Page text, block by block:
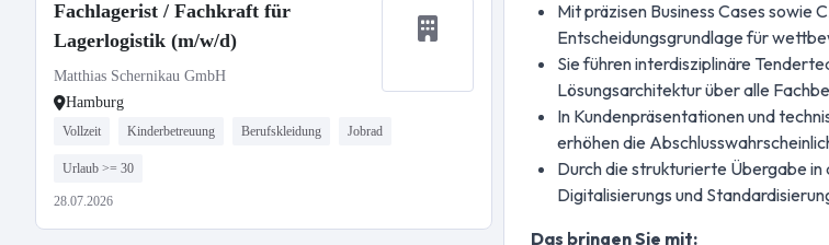
Fachlagerist / Fachkraft für
Lagerlogistik (m/w/d)
Matthias Schernikau GmbH
Hamburg
Vollzeit Kinderbetreuung Berufskleidung Jobrad
Urlaub >= 30
28.07.2026